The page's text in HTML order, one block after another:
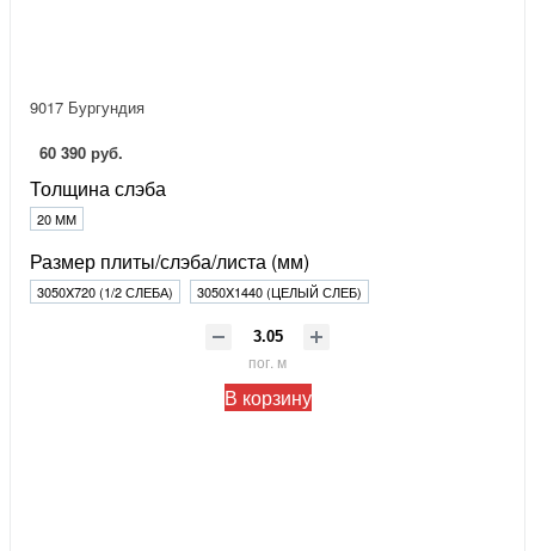
9017 Бургундия
60 390 руб.
Толщина слэба
20 ММ
Размер плиты/слэба/листа (мм)
3050X720 (1/2 СЛЕБА) 3050X1440 (ЦЕЛЫЙ СЛЕБ)
пог. м
В корзину